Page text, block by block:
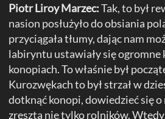
Piotr Liroy Marzec:Tak, to był
nasion posłużyło do obsiania
przyciągała tłumy, dając nam
labiryntu ustawiały się ogromne
konopiach. To właśnie był
Kurozwękach to był strzał w
dotknąć konopi, dowiedzieć się
zresztą nie tylko rolników.